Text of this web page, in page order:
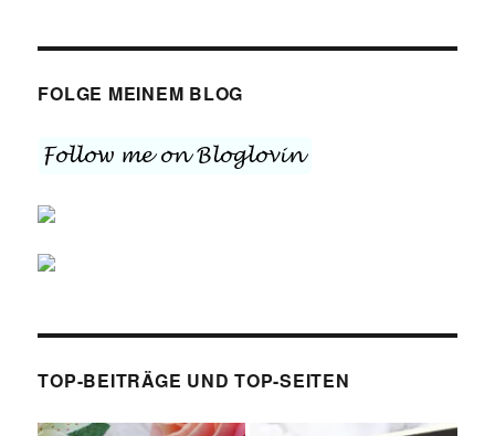
FOLGE MEINEM BLOG
TOP-BEITRÄGE UND TOP-SEITEN